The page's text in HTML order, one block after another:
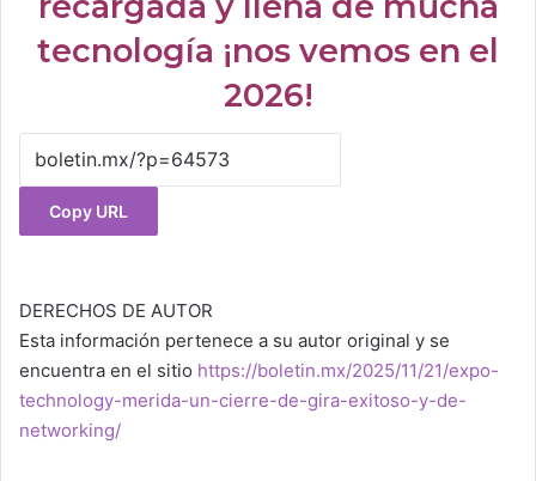
tecnología ¡nos vemos en el
2026!
Copy URL
DERECHOS DE AUTOR
Esta información pertenece a su autor original y se
encuentra en el sitio https://boletin.mx/2025/11/21/expo-
technology-merida-un-cierre-de-gira-exitoso-y-de-
networking/